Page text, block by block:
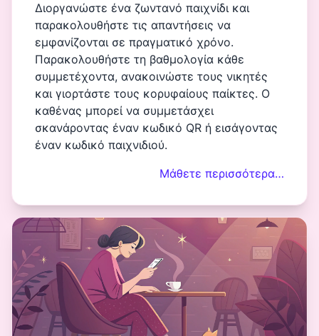
Διοργανώστε ένα ζωντανό παιχνίδι και
παρακολουθήστε τις απαντήσεις να
εμφανίζονται σε πραγματικό χρόνο.
Παρακολουθήστε τη βαθμολογία κάθε
συμμετέχοντα, ανακοινώστε τους νικητές
και γιορτάστε τους κορυφαίους παίκτες. Ο
καθένας μπορεί να συμμετάσχει
σκανάροντας έναν κωδικό QR ή εισάγοντας
έναν κωδικό παιχνιδιού.
Μάθετε περισσότερα…